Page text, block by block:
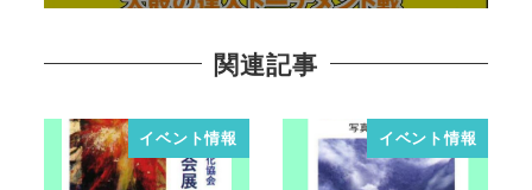
関連記事
イベント情報 イベント情報